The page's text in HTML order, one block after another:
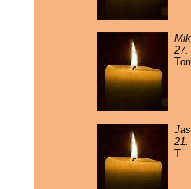
27.
21.
T